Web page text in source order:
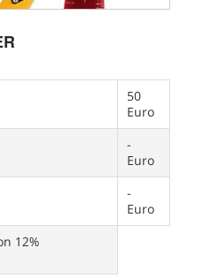
50
Euro
-
Euro
-
Euro
12%